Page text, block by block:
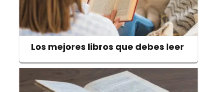
Los mejores libros que debes leer